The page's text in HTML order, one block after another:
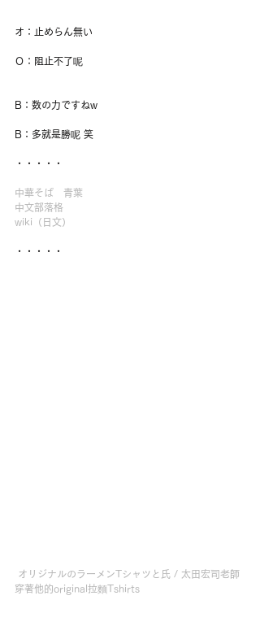
オ：止めらん無い
Ｏ：阻止不了呢
B：数の力ですねw
B：多就是勝呢 笑
・・・・・
中華そば　青葉
中文部落格
wiki（日文）
・・・・・
オリジナルのラーメンTシャツと氏 / 太田宏司老師
穿著他的original拉麵Tshirts